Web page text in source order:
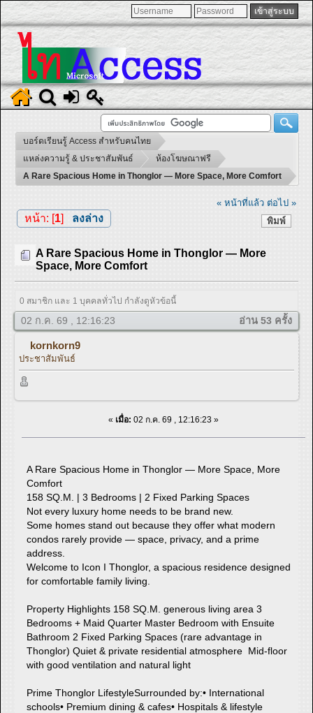
บอร์ดเรียนรู้ Access สำหรับคนไทย
แหล่งความรู้ & ประชาสัมพันธ์
ห้องโฆษณาฟรี
A Rare Spacious Home in Thonglor — More Space, More Comfort
« หน้าที่แล้ว ต่อไป »
พิมพ์
หน้า: [1] ลงล่าง
A Rare Spacious Home in Thonglor — More
Space, More Comfort
0 สมาชิก และ 1 บุคคลทั่วไป กำลังดูหัวข้อนี้
02 ก.ค. 69 , 12:16:23 อ่าน 53 ครั้ง
kornkorn9
ประชาสัมพันธ์
« เมื่อ: 02 ก.ค. 69 , 12:16:23 »
A Rare Spacious Home in Thonglor — More Space, More
Comfort
158 SQ.M. | 3 Bedrooms | 2 Fixed Parking Spaces
Not every luxury home needs to be brand new.
Some homes stand out because they offer what modern
condos rarely provide — space, privacy, and a prime
address.
Welcome to Icon I Thonglor, a spacious residence designed
for comfortable family living.
Property Highlights 158 SQ.M. generous living area 3
Bedrooms + Maid Quarter Master Bedroom with Ensuite
Bathroom 2 Fixed Parking Spaces (rare advantage in
Thonglor) Quiet & private residential atmosphere Mid-floor
with good ventilation and natural light
Prime Thonglor LifestyleSurrounded by:• International
schools• Premium dining & cafes• Hospitals & lifestyle